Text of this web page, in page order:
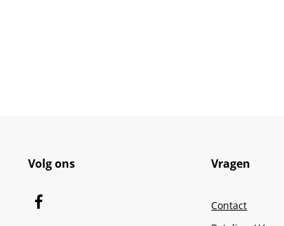
Volg ons Vragen
Contact